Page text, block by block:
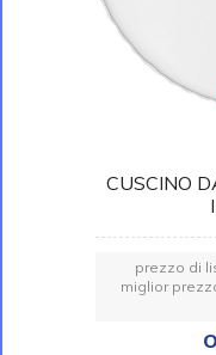
CUSCINO
prezzo di
miglior